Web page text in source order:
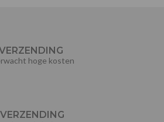
hoge kosten